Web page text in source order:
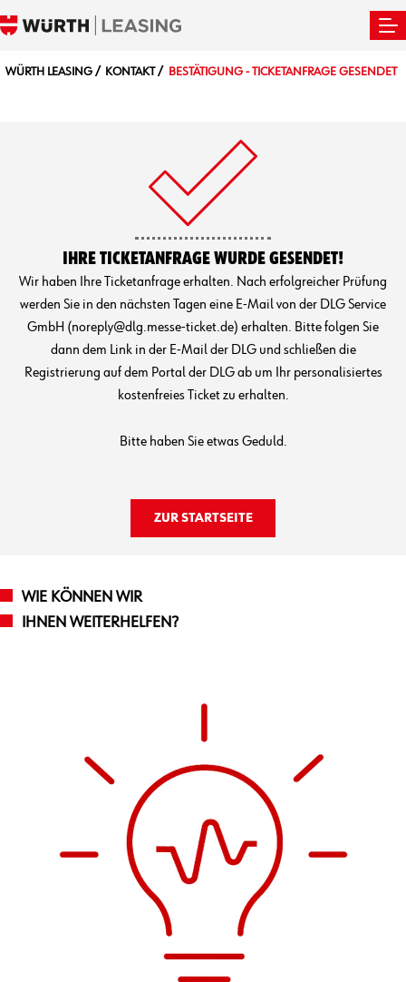
WÜRTH LEASING KONTAKT BESTÄTIGUNG - TICKETANFRAGE GESENDET
IHRE TICKETANFRAGE WURDE GESENDET!
Wir haben Ihre Ticketanfrage erhalten. Nach erfolgreicher Prüfung
werden Sie in den nächsten Tagen eine E-Mail von der DLG Service
GmbH (noreply@dlg.messe-ticket.de) erhalten. Bitte folgen Sie
dann dem Link in der E-Mail der DLG und schließen die
Registrierung auf dem Portal der DLG ab um Ihr personalisiertes
kostenfreies Ticket zu erhalten.
Bitte haben Sie etwas Geduld.
ZUR STARTSEITE
WIE KÖNNEN WIR
IHNEN WEITERHELFEN?